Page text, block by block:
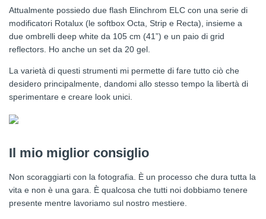
Attualmente possiedo due flash Elinchrom ELC con una serie di
modificatori Rotalux (le softbox Octa, Strip e Recta), insieme a
due ombrelli deep white da 105 cm (41”) e un paio di grid
reflectors. Ho anche un set da 20 gel.
La varietà di questi strumenti mi permette di fare tutto ciò che
desidero principalmente, dandomi allo stesso tempo la libertà di
sperimentare e creare look unici.
Il mio miglior consiglio
Non scoraggiarti con la fotografia. È un processo che dura tutta la
vita e non è una gara. È qualcosa che tutti noi dobbiamo tenere
presente mentre lavoriamo sul nostro mestiere.